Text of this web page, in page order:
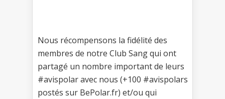
Nous récompensons la fidélité des
membres de notre Club Sang qui ont
partagé un nombre important de leurs
#avispolar avec nous (+100 #avispolars
postés sur BePolar.fr) et/ou qui